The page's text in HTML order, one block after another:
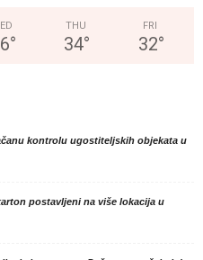
°
THU
34°
FRI
32°
kontrolu ugostiteljskih objekata u
postavljeni na više lokacija u